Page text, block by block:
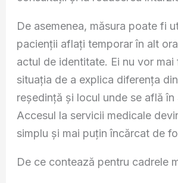
De asemenea, măsura poate fi
pacienții aflați temporar în alt
actul de identitate. Ei nu vor mai
situația de a explica diferența
reședință și locul unde se află în
Accesul la servicii medicale
simplu și mai puțin încărcat de
De ce contează pentru cadrele